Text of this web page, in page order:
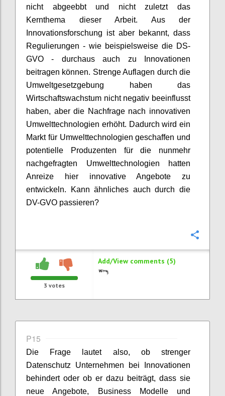
nicht abgeebbt und nicht zuletzt das
Kernthema dieser Arbeit. Aus der
Innovationsforschung ist aber bekannt, dass
Regulierungen - wie beispielsweise die DS-
GVO - durchaus auch zu Innovationen
beitragen können. Strenge Auflagen durch die
Umweltgesetzgebung haben das
Wirtschaftswachstum nicht negativ beeinflusst
haben, aber die Nachfrage nach innovativen
Umwelttechnologien erhöht. Dadurch wird ein
Markt für Umwelttechnologien geschaffen und
potentielle Produzenten für die nunmehr
nachgefragten Umwelttechnologien hatten
Anreize hier innovative Angebote zu
entwickeln. Kann ähnliches auch durch die
DV-GVO passieren?
3 votes
Add/View comments (5)
P15
Die Frage lautet also, ob strenger
Datenschutz Unternehmen bei Innovationen
behindert oder ob er dazu beiträgt, dass sie
neue Angebote, Business Modelle und